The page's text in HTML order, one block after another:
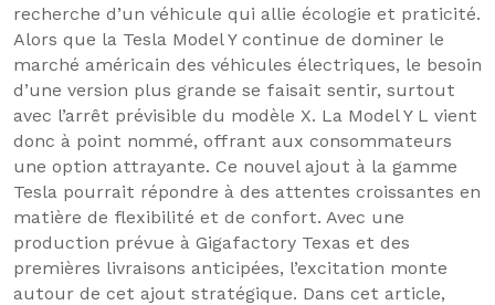
recherche d’un véhicule qui allie écologie et praticité.
Alors que la Tesla Model Y continue de dominer le
marché américain des véhicules électriques, le besoin
d’une version plus grande se faisait sentir, surtout
avec l’arrêt prévisible du modèle X. La Model Y L vient
donc à point nommé, offrant aux consommateurs
une option attrayante. Ce nouvel ajout à la gamme
Tesla pourrait répondre à des attentes croissantes en
matière de flexibilité et de confort. Avec une
production prévue à Gigafactory Texas et des
premières livraisons anticipées, l’excitation monte
autour de cet ajout stratégique. Dans cet article,